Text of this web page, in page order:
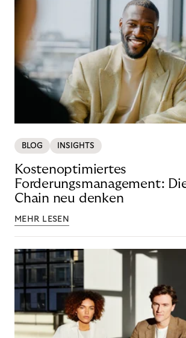
BLOG INSIGHTS
Kostenoptimiertes
Forderungsmanagement:
Chain neu denken
MEHR LESEN